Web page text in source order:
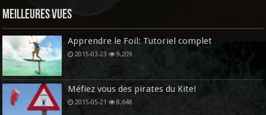
Meilleures vues
Apprendre le Foil: Tutoriel complet
2015-03-23 9,209
Méfiez vous des pirates du Kite!
2015-05-21 8,648